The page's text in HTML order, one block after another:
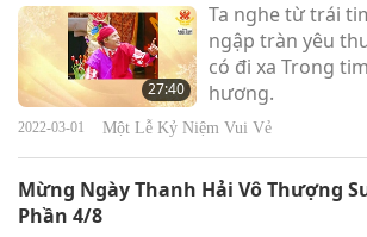
chúng ta có thể
lạc vĩnh cửu trên
27:40
Ta nghe từ trái
ngập tràn yêu
có đi xa Trong
hương.
2022-03-01 Một Lễ Kỷ Niệm Vui Vẻ
Mừng Ngày Thanh Hải Vô Thượng
Phần 4/8